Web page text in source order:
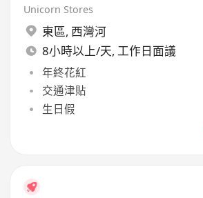
Unicorn Stores
東區, 西灣河
8小時以上/天, 工作日面議
年終花紅
交通津貼
生日假